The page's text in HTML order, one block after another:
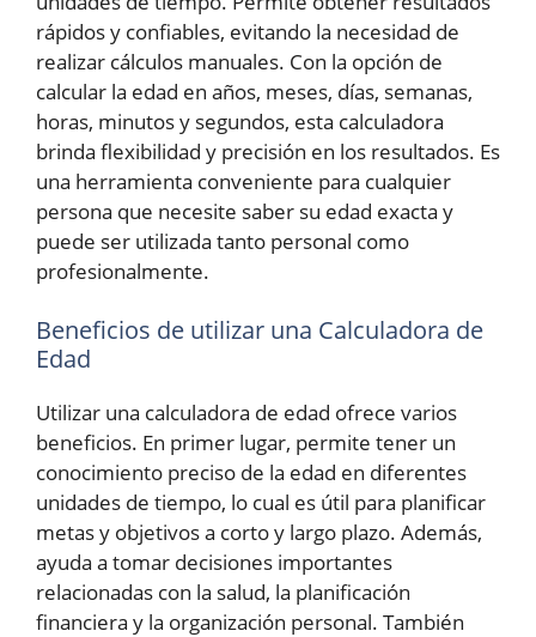
rápidos y confiables, evitando la necesidad de
realizar cálculos manuales. Con la opción de
calcular la edad en años, meses, días, semanas,
horas, minutos y segundos, esta calculadora
brinda flexibilidad y precisión en los resultados. Es
una herramienta conveniente para cualquier
persona que necesite saber su edad exacta y
puede ser utilizada tanto personal como
profesionalmente.
Beneficios de utilizar una Calculadora de
Edad
Utilizar una calculadora de edad ofrece varios
beneficios. En primer lugar, permite tener un
conocimiento preciso de la edad en diferentes
unidades de tiempo, lo cual es útil para planificar
metas y objetivos a corto y largo plazo. Además,
ayuda a tomar decisiones importantes
relacionadas con la salud, la planificación
financiera y la organización personal. También